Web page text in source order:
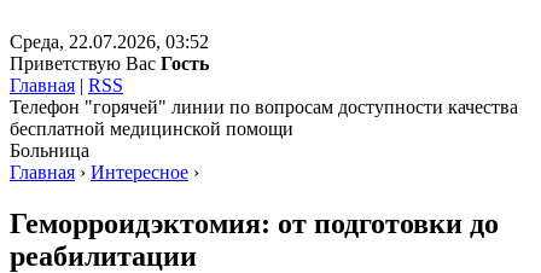
Среда, 22.07.2026, 03:52
Приветствую Вас Гость
Главная | RSS
Телефон "горячей" линии по вопросам доступности качества
бесплатной медицинской помощи
Больница
Главная › Интересное ›
Геморроидэктомия: от подготовки до
реабилитации